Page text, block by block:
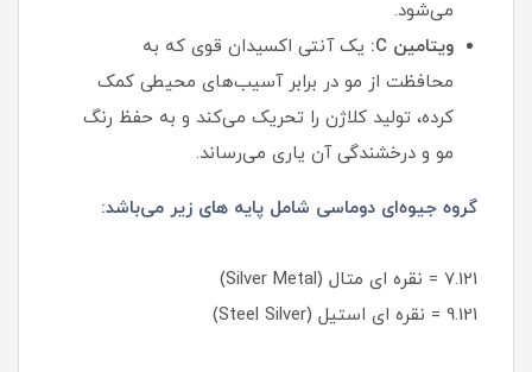
می‌شود.
ویتامین C:
یک آنتی‌ اکسیدان قوی که به
محافظت از مو در برابر آسیب‌های محیطی کمک
کرده، تولید کلاژن را تحریک می‌کند و به حفظ رنگ
مو و درخشندگی آن یاری می‌رساند.
گروه جیوه‌ای دوماسی شامل پایه های زیر می‌باشد:
7.121 = نقره ای متال (Silver Metal)
9.121 = نقره ای استیل (Steel Silver)